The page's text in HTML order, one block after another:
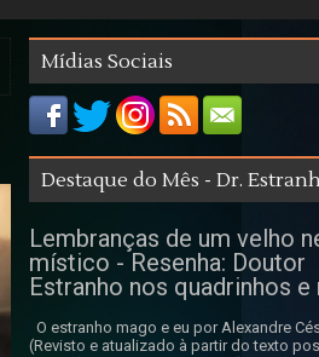
Mídias Sociais
Destaque do Mês - Dr.
Lembranças de um velho
místico - Resenha: Doutor
Estranho nos quadrinhos e
O estranho mago e eu por Alexandre
(Revisto e atualizado à partir do texto